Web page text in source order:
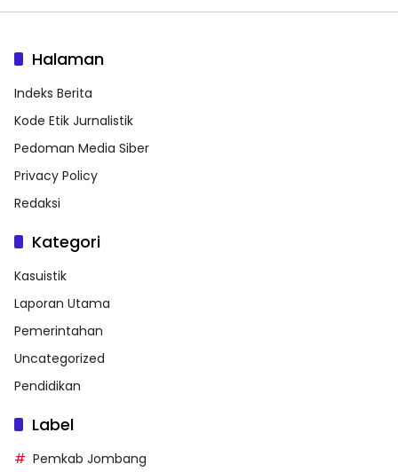
Halaman
Indeks Berita
Kode Etik Jurnalistik
Pedoman Media Siber
Privacy Policy
Redaksi
Kategori
Kasuistik
Laporan Utama
Pemerintahan
Uncategorized
Pendidikan
Label
Pemkab Jombang